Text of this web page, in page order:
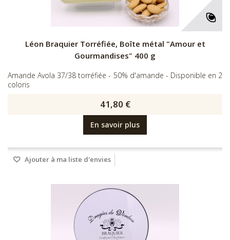
Léon Braquier Torréfiée, Boîte métal "Amour et
Gourmandises" 400 g
Amande Avola 37/38 torréfiée - 50% d'amande - Disponible en 2
coloris
41,80 €
En savoir plus
Ajouter à ma liste d'envies